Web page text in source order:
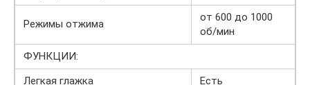
Режимы отжима
от 600 до 1000
об/мин
ФУНКЦИИ:
Легкая глажка
Есть